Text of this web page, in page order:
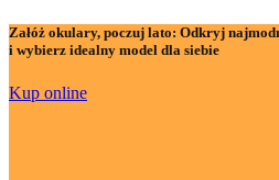
Załóż okulary, poczuj lato: Odkryj
i wybierz idealny model dla siebie
Kup online